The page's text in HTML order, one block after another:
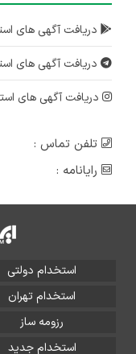
دریافت آگهی های
دریافت آگهی های
دریافت آگهی های
تلفن تماس :
رایانامه :
استخدام دولتی
استخدام تهران
رزومه ساز
استخدام جدید